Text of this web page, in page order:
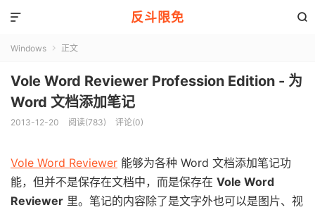
反斗限免 

Windows  正文
Vole Word Reviewer Profession Edition - 为
Word 文档添加笔记
2013-12-20 阅读(783) 评论(0)
Vole Word Reviewer 能够为各种 Word 文档添加笔记功
能，但并不是保存在文档中，而是保存在 Vole Word
Reviewer 里。笔记的内容除了是文字外也可以是图片、视